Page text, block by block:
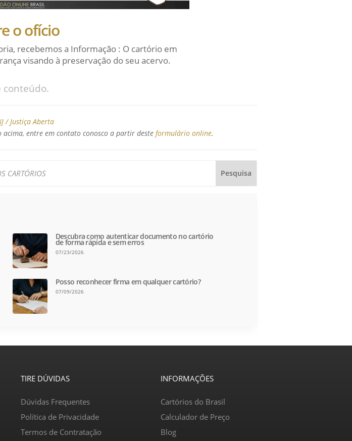
o ofício
recebemos a Informação : O cartório em
visando à preservação do seu acervo.
conteúdo.
/ Justiça Aberta
entre em contato conosco a partir deste formulário online.
Descubra como autenticar documento no cartório
de forma rápida e sem erros
07/23/2026
Posso reconhecer firma em qualquer cartório?
07/09/2026
TIRE DÚVIDAS
Dúvidas Frequentes
Política de Privacidade
Termos de Contratação
INFORMAÇÕES
Cartórios do Brasil
Calculador de Preço
Blog